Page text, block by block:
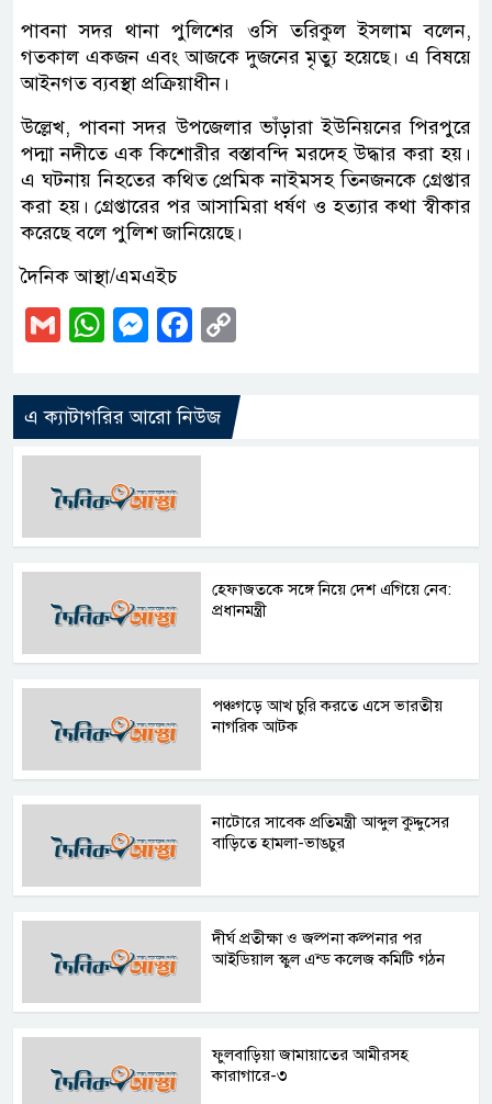
পাবনা সদর থানা পুলিশের ওসি তরিকুল ইসলাম বলেন,
গতকাল একজন এবং আজকে দুজনের মৃত্যু হয়েছে। এ বিষয়ে
আইনগত ব্যবস্থা প্রক্রিয়াধীন।
উল্লেখ, পাবনা সদর উপজেলার ভাঁড়ারা ইউনিয়নের পিরপুরে
পদ্মা নদীতে এক কিশোরীর বস্তাবন্দি মরদেহ উদ্ধার করা হয়।
এ ঘটনায় নিহতের কথিত প্রেমিক নাইমসহ তিনজনকে গ্রেপ্তার
করা হয়। গ্রেপ্তারের পর আসামিরা ধর্ষণ ও হত্যার কথা স্বীকার
করেছে বলে পুলিশ জানিয়েছে।
দৈনিক আস্থা/এমএইচ
GmailWhatsApp
Messenger
Facebook
এ ক্যাটাগরির আরো নিউজ
হেফাজতকে সঙ্গে নিয়ে দেশ এগিয়ে নেব:
প্রধানমন্ত্রী
পঞ্চগড়ে আখ চুরি করতে এসে ভারতীয়
নাগরিক আটক
নাটোরে সাবেক প্রতিমন্ত্রী আব্দুল কুদ্দুসের
বাড়িতে হামলা-ভাঙচুর
দীর্ঘ প্রতীক্ষা ও জল্পনা কল্পনার পর
আইডিয়াল স্কুল এন্ড কলেজ কমিটি গঠন
ফুলবাড়িয়া জামায়াতের আমীরসহ
কারাগারে-৩